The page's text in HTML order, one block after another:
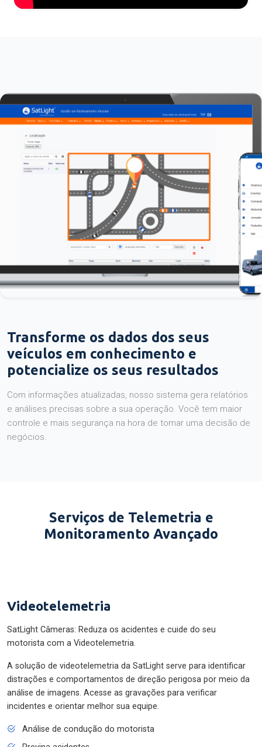
Transforme os dados dos seus
veículos em conhecimento e
potencialize os seus resultados
Com informações atualizadas, nosso sistema gera relatórios
e análises precisas sobre a sua operação. Você tem maior
controle e mais segurança na hora de tomar uma decisão de
negócios.
Serviços de Telemetria e
Monitoramento Avançado
Videotelemetria
SatLight Câmeras: Reduza os acidentes e cuide do seu
motorista com a Videotelemetria.
A solução de videotelemetria da SatLight serve para identificar
distrações e comportamentos de direção perigosa por meio da
análise de imagens. Acesse as gravações para verificar
incidentes e orientar melhor sua equipe.
Análise de condução do motorista